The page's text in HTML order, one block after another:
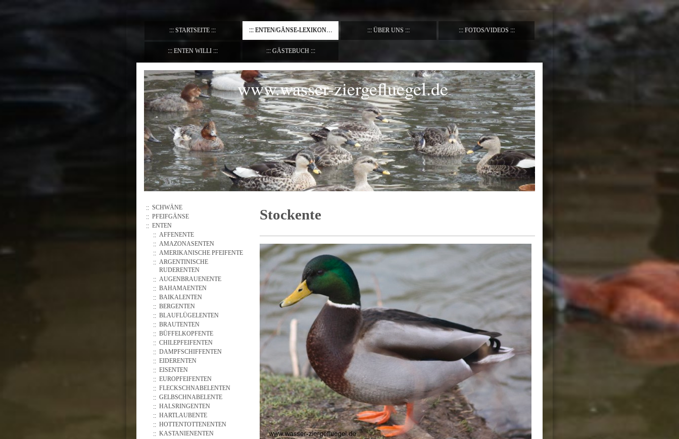
STARTSEITE ENTEN/GÄNSE-LEXIKON ÜBER UNS FOTOS/VIDEOS
ENTEN WILLI GÄSTEBUCH
www.wasser-ziergefluegel.de
Stockente
SCHWÄNE
PFEIFGÄNSE
ENTEN
AFFENENTE
AMAZONASENTEN
AMERIKANISCHE PFEIFENTE
ARGENTINISCHE
RUDERENTEN
AUGENBRAUENENTE
BAHAMAENTEN
BAIKALENTEN
BERGENTEN
BLAUFLÜGELENTEN
BRAUTENTEN
BÜFFELKOPFENTE
CHILEPFEIFENTEN
DAMPFSCHIFFENTEN
EIDERENTEN
EISENTEN
EUROPFEIFENTEN
FLECKSCHNABELENTEN
GELBSCHNABELENTE
HALSRINGENTEN
HARTLAUBENTE
HOTTENTOTTENENTEN
KASTANIENENTEN